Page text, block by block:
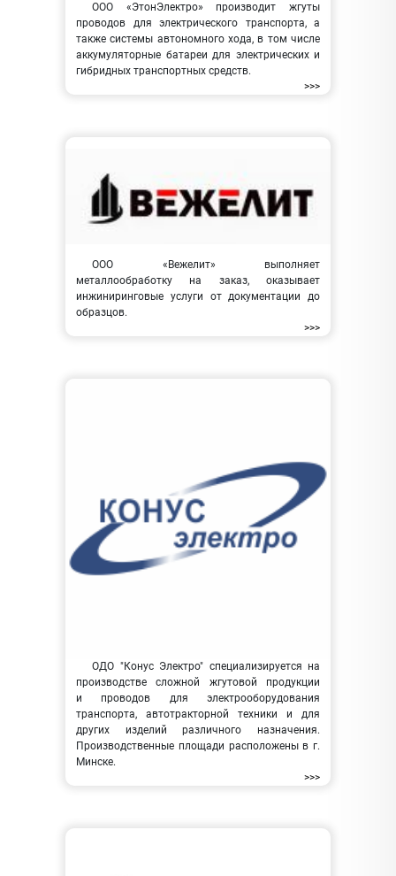
ООО «ЭтонЭлектро» производит жгуты
проводов для электрического транспорта, а
также системы автономного хода, в том числе
аккумуляторные батареи для электрических и
гибридных транспортных средств.
>>>
ООО «Вежелит» выполняет
металлообработку на заказ, оказывает
инжиниринговые услуги от документации до
образцов.
>>>
ОДО "Конус Электро" специализируется на
производстве сложной жгутовой продукции
и проводов для электрооборудования
транспорта, автотракторной техники и для
других изделий различного назначения.
Производственные площади расположены в г.
Минске.
>>>